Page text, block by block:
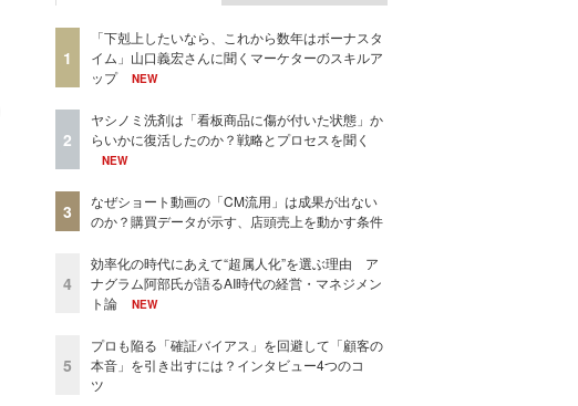
1
「下剋上したいなら、これから数年はボーナスタ
イム」山口義宏さんに聞くマーケターのスキルア
ップ
NEW
2
ヤシノミ洗剤は「看板商品に傷が付いた状態」か
らいかに復活したのか？戦略とプロセスを聞く
NEW
3
なぜショート動画の「CM流用」は成果が出ない
のか？購買データが示す、店頭売上を動かす条件
4
効率化の時代にあえて“超属人化”を選ぶ理由 ア
ナグラム阿部氏が語るAI時代の経営・マネジメン
ト論
NEW
5
プロも陥る「確証バイアス」を回避して「顧客の
本音」を引き出すには？インタビュー4つのコ
ツ